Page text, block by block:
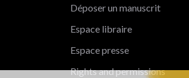
Déposer un manuscrit
Espace libraire
Espace presse
Rights and permissions